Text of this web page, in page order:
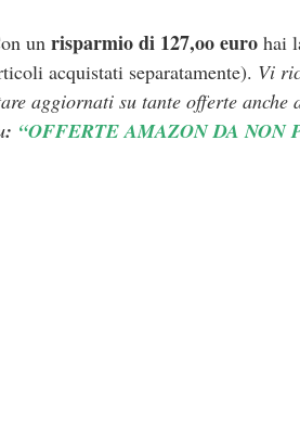
un risparmio di 127,oo euro hai
acquistati separatamente). Vi
aggiornati su tante offerte
: “OFFERTE AMAZON DA NON